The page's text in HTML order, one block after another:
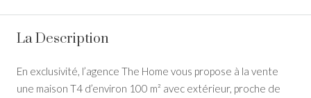
La Description
En exclusivité, l’agence The Home vous propose à la vente
une maison T4 d’environ 100 m² avec extérieur, proche de